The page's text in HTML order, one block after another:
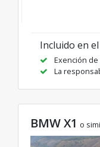
Incluido en
Exención
La
BMW X1 o